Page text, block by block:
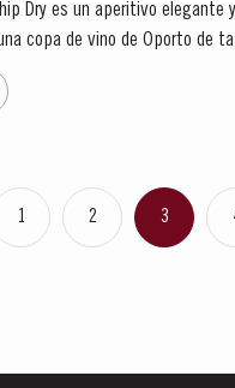
Dry es un aperitivo
copa de vino de Oporto de
es ideal para preparar un...
1 2 3